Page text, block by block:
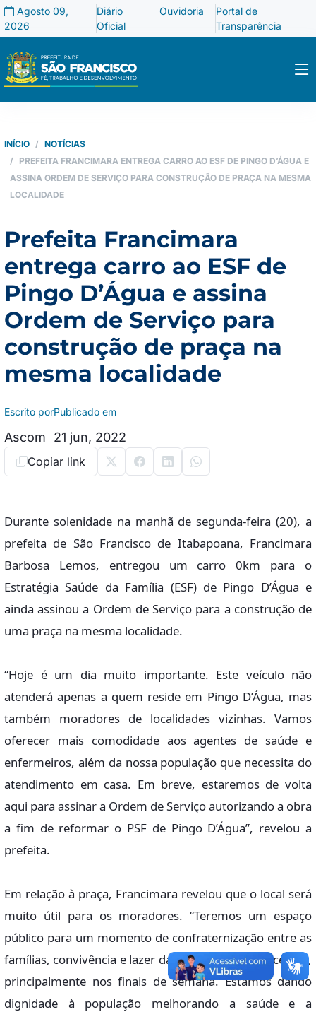
Agosto 09,
2026
Diário
Oficial
Ouvidoria
Portal de
Transparência
INÍCIO
NOTÍCIAS
PREFEITA FRANCIMARA ENTREGA CARRO AO ESF DE PINGO D’ÁGUA E
ASSINA ORDEM DE SERVIÇO PARA CONSTRUÇÃO DE PRAÇA NA MESMA
LOCALIDADE
Prefeita Francimara
entrega carro ao ESF de
Pingo D’Água e assina
Ordem de Serviço para
construção de praça na
mesma localidade
Escrito por
Ascom
Publicado em
21 jun, 2022
Copiar link
Durante solenidade na manhã de segunda-feira (20), a
prefeita de São Francisco de Itabapoana, Francimara
Barbosa Lemos, entregou um carro 0km para o
Estratégia Saúde da Família (ESF) de Pingo D’Água e
ainda assinou a Ordem de Serviço para a construção de
uma praça na mesma localidade.
“Hoje é um dia muito importante. Este veículo não
atenderá apenas a quem reside em Pingo D’Água, mas
também moradores de localidades vizinhas. Vamos
oferecer mais comodidade aos agentes de saúde e
enfermeiros, além da nossa população que necessita do
atendimento em casa. Em breve, estaremos de volta
aqui para assinar a Ordem de Serviço autorizando a obra
a fim de reformar o PSF de Pingo D’Água”, revelou a
prefeita.
Em relação à praça, Francimara revelou que o local será
muito útil para os moradores. “Teremos um espaço
público para um momento de confraternização entre as
famílias, convivência e lazer das crianças e adolescentes,
principalmente nos finais de semana. Estamos dando
dignidade à população melhorando a saúde e a